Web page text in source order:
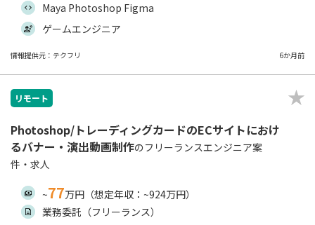
Maya Photoshop Figma
ゲームエンジニア
情報提供元：テクフリ 6か月前
リモート
Photoshop/トレーディングカードのECサイトにおけ
るバナー・演出動画制作のフリーランスエンジニア案
件・求人
~77万円（想定年収：~924万円）
業務委託（フリーランス）